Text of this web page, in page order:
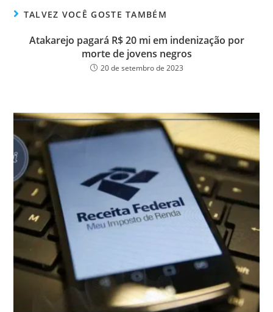
ok er
TALVEZ VOCÊ GOSTE TAMBÉM
Atakarejo pagará R$ 20 mi em indenização por
morte de jovens negros
20 de setembro de 2023